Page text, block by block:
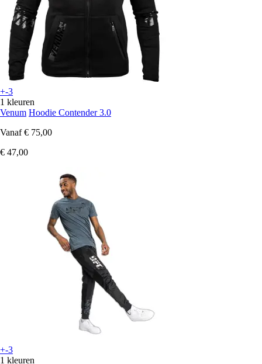
+-3
1 kleuren
Venum Hoodie Contender 3.0
Vanaf € 75,00
€ 47,00
+-3
1 kleuren